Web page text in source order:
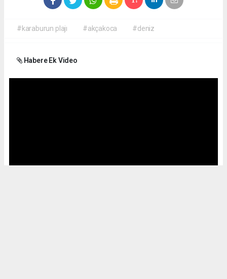
#karaburun plajı #akçakoca #deniz
Habere Ek Video